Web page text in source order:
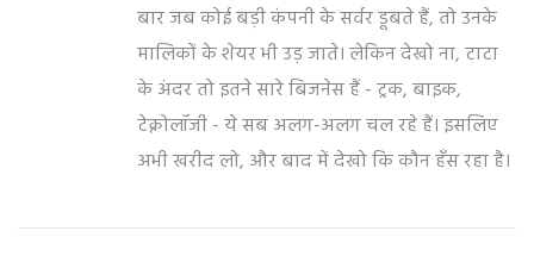
बार जब कोई बड़ी कंपनी के सर्वर डूबते हैं, तो उनके
मालिकों के शेयर भी उड़ जाते। लेकिन देखो ना, टाटा
के अंदर तो इतने सारे बिजनेस हैं - ट्रक, बाइक,
टेक्नोलॉजी - ये सब अलग-अलग चल रहे हैं। इसलिए
अभी खरीद लो, और बाद में देखो कि कौन हँस रहा है।